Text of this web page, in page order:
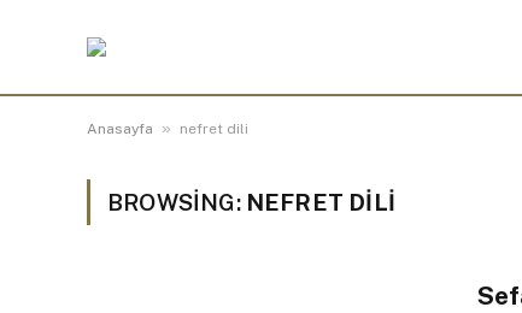
Anasayfa » nefret dili
BROWSING: NEFRET DILI